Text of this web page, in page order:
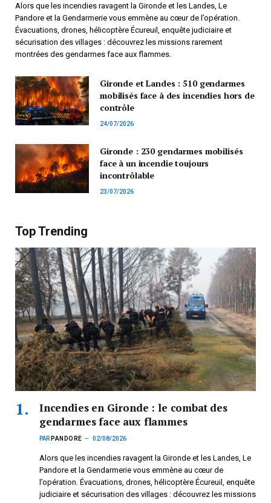
Alors que les incendies ravagent la Gironde et les Landes, Le
Pandore et la Gendarmerie vous emmène au cœur de l’opération.
Évacuations, drones, hélicoptère Écureuil, enquête judiciaire et
sécurisation des villages : découvrez les missions rarement
montrées des gendarmes face aux flammes.
Gironde et Landes : 510 gendarmes
mobilisés face à des incendies hors de
contrôle
24/07/2026
Gironde : 230 gendarmes mobilisés
face à un incendie toujours
incontrôlable
23/07/2026
Top Trending
Incendies en Gironde : le combat des
gendarmes face aux flammes
PAR PANDORE 02/08/2026
Alors que les incendies ravagent la Gironde et les Landes, Le
Pandore et la Gendarmerie vous emmène au cœur de
l’opération. Évacuations, drones, hélicoptère Écureuil, enquête
judiciaire et sécurisation des villages : découvrez les missions